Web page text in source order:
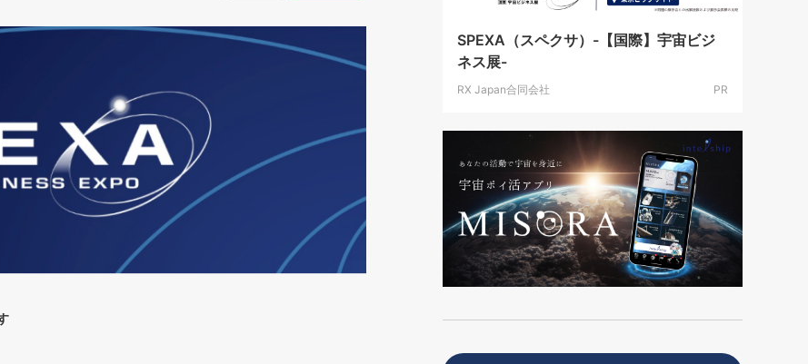
SPEXA（スペクサ）-【国際】宇宙ビジ
ネス展-
RX Japan合同会社 PR